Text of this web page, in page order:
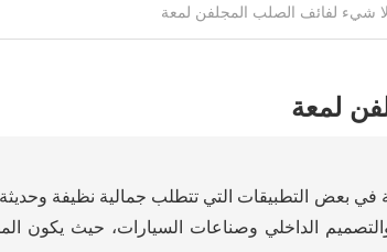
لمعة
في بعض التطبيقات التي تتطلب جمالية نظيفة
الداخلي وصناعات السيارات، حيث يكون